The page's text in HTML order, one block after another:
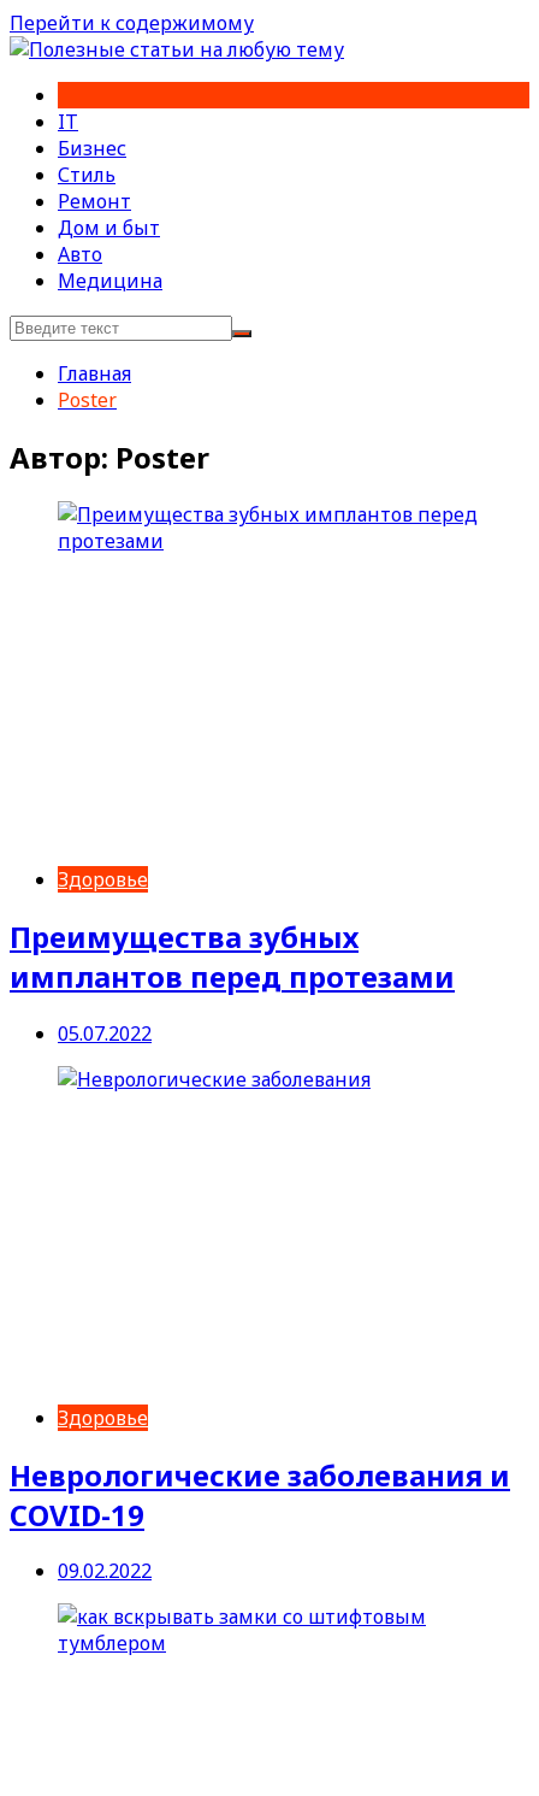
Перейти к содержимому
IT
Бизнес
Стиль
Ремонт
Дом и быт
Авто
Медицина
Главная
Poster
Автор: Poster
Здоровье
Преимущества зубных
имплантов перед протезами
05.07.2022
Здоровье
Неврологические заболевания и
COVID-19
09.02.2022